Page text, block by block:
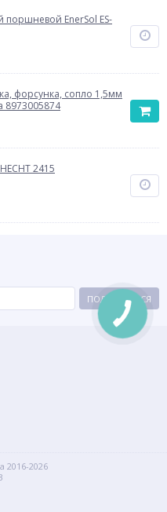
EnerSol ES-
форсунка, сопло 1,5мм
8973005874
2415
ПОДПИСАТЬСЯ
2016-2026